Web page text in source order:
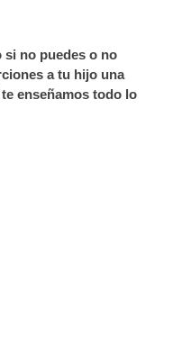
si no puedes o no
a tu hijo una
enseñamos todo lo